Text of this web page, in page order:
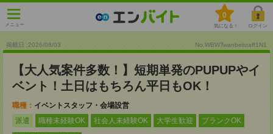
メニュー
0
気になる！ ログイン
掲載日 :2026/08/03 No.WBWTwanbelstaff1N1
【大人気案件多数！】短期単発のPUPUPやイ
ベント！土日はもちろん平日もOK！
職種： イベントスタッフ・会場設営
派遣
職種未経験OK 社会人未経験OK 大学生歓迎 ブランクOK